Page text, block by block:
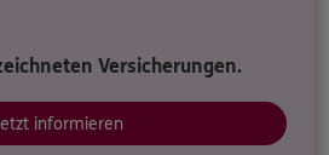
Versicherungen.
informieren